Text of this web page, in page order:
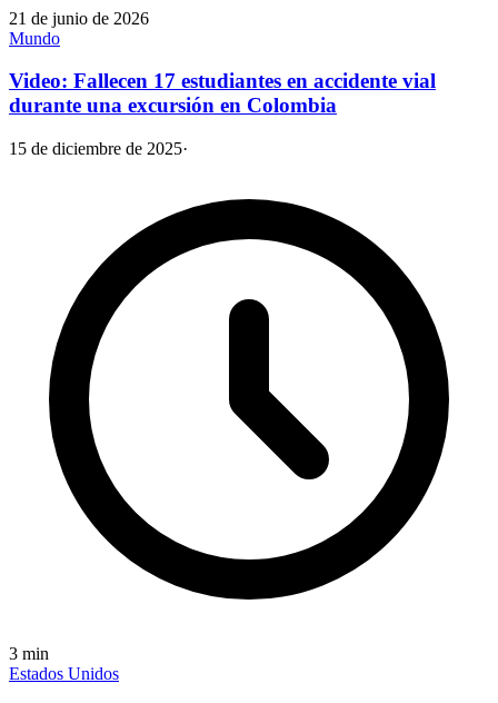
21 de junio de 2026
Mundo
Video: Fallecen 17 estudiantes en accidente vial
durante una excursión en Colombia
15 de diciembre de 2025·
3 min
Estados Unidos